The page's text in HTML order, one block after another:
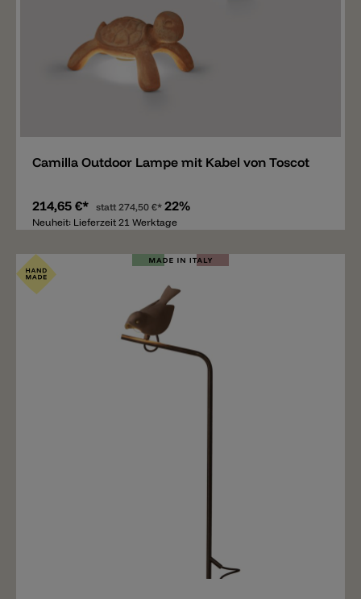
Camilla Outdoor Lampe mit Kabel von Toscot
214,65 €* statt274,50 €* 22%
Neuheit: Lieferzeit 21 Werktage